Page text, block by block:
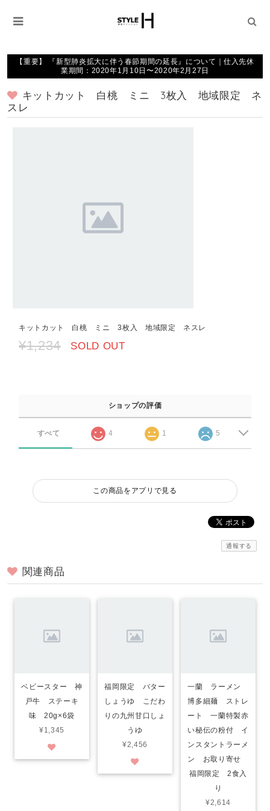
【重要】 『新型肺炎拡大に伴う春節期間の延長』について｜仕入先休
業期間：2020年1月10日〜2020年2月27日
キットカット 白桃 ミニ 3枚入 地域限定 ネ
スレ
キットカット 白桃 ミニ 3枚入 地域限定 ネスレ
¥1,234 SOLD OUT
ショップの評価
すべて 4 1 5
この商品をアプリで見る
通報する
関連商品
ベビースター 神
戸牛 ステーキ
味 20g×6袋
¥1,345
福岡限定 バター
しょうゆ こだわ
りの九州甘口しょ
うゆ
¥2,456
一蘭 ラーメン
博多細麺 ストレ
ート 一蘭特製赤
い秘伝の粉付 イ
ンスタントラーメ
ン お取り寄せ
福岡限定 2食入
り
¥2,614